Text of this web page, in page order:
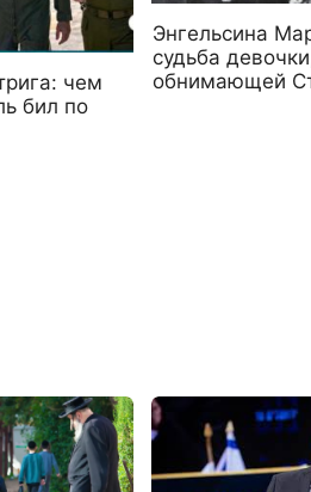
чем
бил по
Энгельсина
судьба
обнимающей